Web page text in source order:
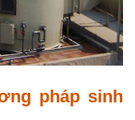
pháp sinh